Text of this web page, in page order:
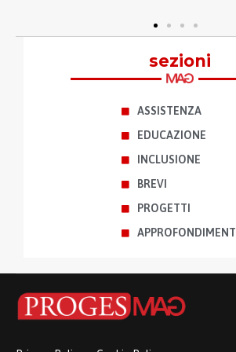
sezioni
ASSISTENZA
EDUCAZIONE
INCLUSIONE
BREVI
PROGETTI
APPROFONDIMENTI